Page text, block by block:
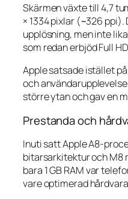
Skärmen växte till 4,7
× 1334 pixlar (~326
upplösning, men inte
som redan erbjöd Full
Apple satsade istället
och
större ytan och gav en
Prestanda och
Inuti satt Apple A8-
bitarsarkitektur och M8
bara 1 GB RAM var
vare optimerad